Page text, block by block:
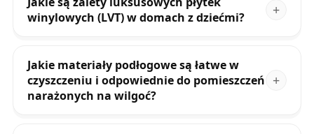
winylowych (LVT) w domach z dziećmi?
Jakie materiały podłogowe są łatwe w
czyszczeniu i odpowiednie do pomieszczeń
narażonych na wilgoć?